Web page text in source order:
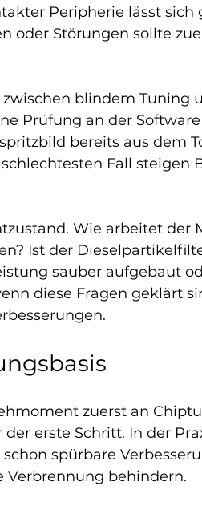
Peripherie lässt sich
oder Störungen sollte
blindem Tuning
Prüfung an der
bereits aus dem
Fall steigen
Wie arbeitet der
Ist der
sauber aufgebaut
diese Fragen geklärt
zuerst an
erste Schritt. In der
schon spürbare
Verbrennung behindern.